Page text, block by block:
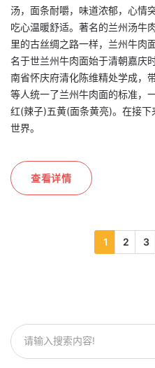
汤，面条耐嚼，味道浓郁，心情
吃心温暖舒适。著名的兰州汤牛
里的古丝绸之路一样，兰州牛肉
名于世兰州牛肉面始于清朝嘉庆
南省怀庆府清化陈维精处学成，
等人统一了兰州牛肉面的标准，
红(辣子)五黄(面条黄亮)。在接
世界。
查看详情
1 2 3